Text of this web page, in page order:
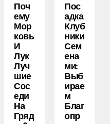
Поч
Ему
Мор
Ковь
И
Лук
Луч
Шие
Сос
Еди
На
Гряд
Пос
Адка
Клуб
Ники
Сем
Ена
Ми:
Выб
Ирае
М
Благ
Опр